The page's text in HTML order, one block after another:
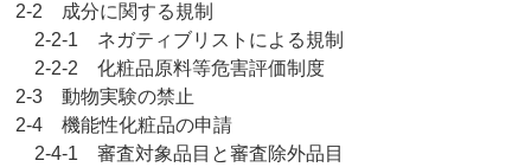
2-2 成分に関する規制
2-2-1 ネガティブリストによる規制
2-2-2 化粧品原料等危害評価制度
2-3 動物実験の禁止
2-4 機能性化粧品の申請
2-4-1 審査対象品目と審査除外品目